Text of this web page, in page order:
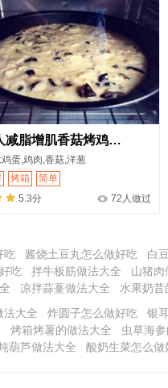
懒人减脂增肌香菇烤鸡肉饼
鸡蛋,鸡肉,香菇,洋葱
烤箱
简单
5.3分
72人做过
吃 酱烧土豆丸怎么做好吃 白
吃 拌牛板筋做法大全 山猪肉
凉拌蒜薹做法大全
水果奶昔
法大全 炸圆子怎么做好吃 银
烤箱烤薯的做法大全 虫草海
葫芦做法大全 酸奶生菜怎么做